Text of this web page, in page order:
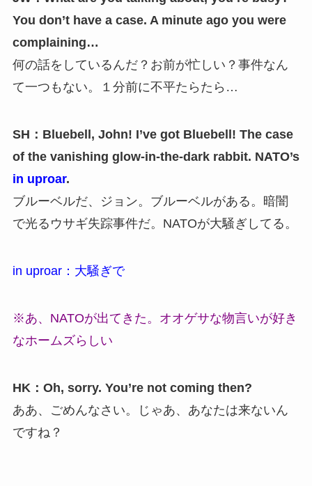
You don’t have a case. A minute ago you were
complaining…
何の話をしているんだ？お前が忙しい？事件なん
て一つもない。１分前に不平たらたら…
SH：Bluebell, John! I’ve got Bluebell! The case
of the vanishing glow-in-the-dark rabbit. NATO’s
in uproar.
ブルーベルだ、ジョン。ブルーベルがある。暗闇
で光るウサギ失踪事件だ。NATOが大騒ぎしてる。
in uproar：大騒ぎで
※あ、NATOが出てきた。オオゲサな物言いが好き
なホームズらしい
HK：Oh, sorry. You’re not coming then?
ああ、ごめんなさい。じゃあ、あなたは来ないん
ですね？